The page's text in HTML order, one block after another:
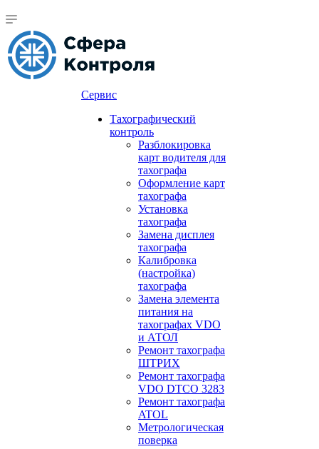
Сервис
Тахографический
контроль
Разблокировка
карт водителя для
тахографа
Оформление карт
тахографа
Установка
тахографа
Замена дисплея
тахографа
Калибровка
(настройка)
тахографа
Замена элемента
питания на
тахографах VDO
и АТОЛ
Ремонт тахографа
ШТРИХ
Ремонт тахографа
VDO DTCO 3283
Ремонт тахографа
ATOL
Метрологическая
поверка